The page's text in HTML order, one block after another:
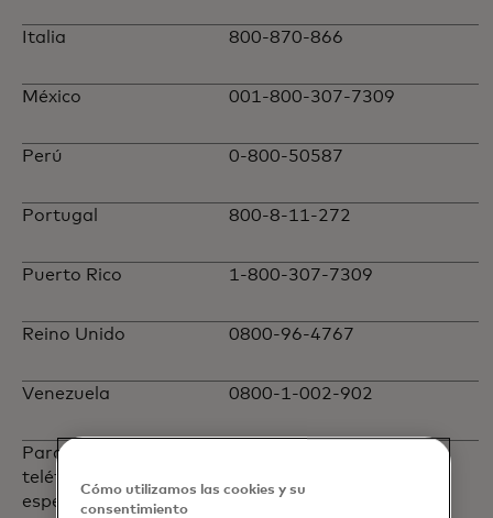
Italia 800-870-866
México 001-800-307-7309
Perú 0-800-50587
Portugal 800-8-11-272
Puerto Rico 1-800-307-7309
Reino Unido 0800-96-4767
Venezuela 0800-1-002-902
Para obtener más información o los números de
teléfono para llamada gratis desde un país
específico que no esté incluido en la lista que
Cómo utilizamos las cookies y su
consentimiento